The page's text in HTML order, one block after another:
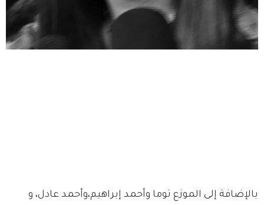
بالإضافة إلى الموزع توما وأحمد إبراهيم،وأحمد عادل، و